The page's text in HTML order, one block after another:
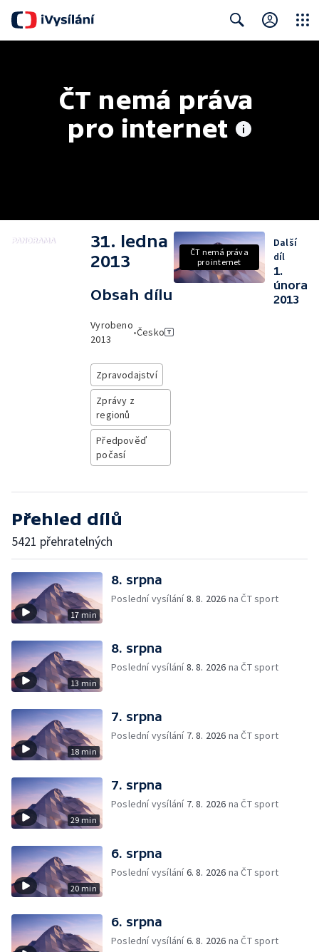
ČT nemá práva
pro internet
31. ledna
2013
Obsah dílu
Vyrobeno
2013
•Česko
Zpravodajství
Zprávy z
regionů
Předpověď
počasí
ČT nemá práva
pro internet
Další
díl
1.
února
2013
Přehled dílů
5421 přehratelných
17 min
8. srpna
Poslední vysílání8. 8. 2026 na ČT sport
13 min
8. srpna
Poslední vysílání8. 8. 2026 na ČT sport
18 min
7. srpna
Poslední vysílání 7. 8. 2026 na ČT sport
29 min
7. srpna
Poslední vysílání 7. 8. 2026 na ČT sport
20 min
6. srpna
Poslední vysílání6. 8. 2026 na ČT sport
6. srpna
Poslední vysílání6. 8. 2026 na ČT sport